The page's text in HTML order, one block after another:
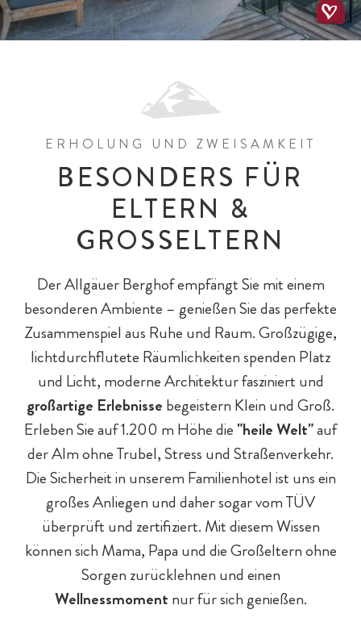
ERHOLUNG UND ZWEISAMKEIT
BESONDERS FÜR
ELTERN &
GROSSELTERN
Der Allgäuer Berghof empfängt Sie mit einem
besonderen Ambiente – genießen Sie das perfekte
Zusammenspiel aus Ruhe und Raum. Großzügige,
lichtdurchflutete Räumlichkeiten spenden Platz
und Licht, moderne Architektur fasziniert und
großartige Erlebnisse begeistern Klein und Groß.
Erleben Sie auf 1.200 m Höhe die "heile Welt"auf
der Alm ohne Trubel, Stress und Straßenverkehr.
Die Sicherheit in unserem Familienhotel ist uns ein
großes Anliegen und daher sogar vom TÜV
überprüft und zertifiziert. Mit diesem Wissen
können sich Mama, Papa und die Großeltern ohne
Sorgen zurücklehnen und einen
Wellnessmoment nur für sich genießen.
All-Inklusiv Premium
Bar & Fine Dining
Hotel-Pauschalen
All-Inklusiv Chalet-Genuss
Chalet-Pauschalen
Chaleturlaub - 5 Gründe
Spielplätze
Reiten
Eislaufen
Spielewelten
Baby- & Kinderbetreuung
Familienprogramm
Schulkinder
Teens
Eltern & Großeltern